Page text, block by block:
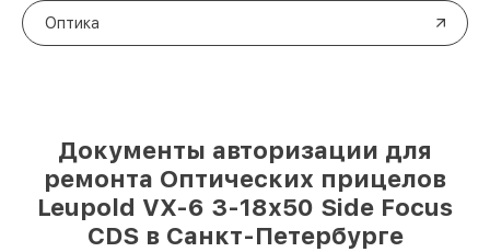
Оптика
Документы авторизации для
ремонта Оптических прицелов
Leupold VX-6 3-18x50 Side Focus
CDS в Санкт-Петербурге